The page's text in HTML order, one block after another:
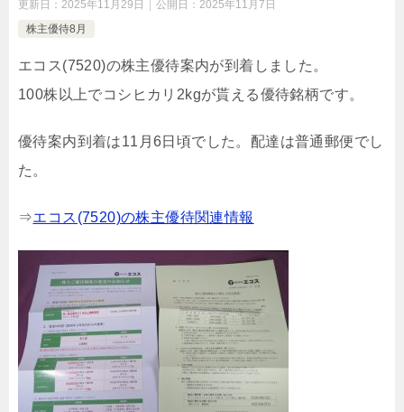
更新日： 2025年11月29日 公開日： 2025年11月7日
株主優待8月
エコス(7520)の株主優待案内が到着しました。
100株以上でコシヒカリ2kgが貰える優待銘柄です。
優待案内到着は11月6日頃でした。配達は普通郵便でし
た。
⇒エコス(7520)の株主優待関連情報